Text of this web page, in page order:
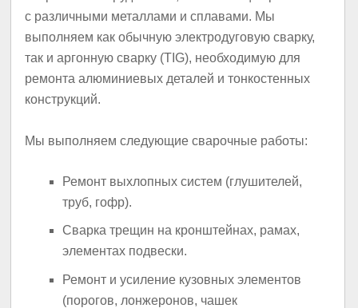
с различными металлами и сплавами. Мы
выполняем как обычную электродуговую сварку,
так и аргонную сварку (TIG), необходимую для
ремонта алюминиевых деталей и тонкостенных
конструкций.
Мы выполняем следующие сварочные работы:
Ремонт выхлопных систем (глушителей,
труб, гофр).
Сварка трещин на кронштейнах, рамах,
элементах подвески.
Ремонт и усиление кузовных элементов
(порогов, лонжеронов, чашек